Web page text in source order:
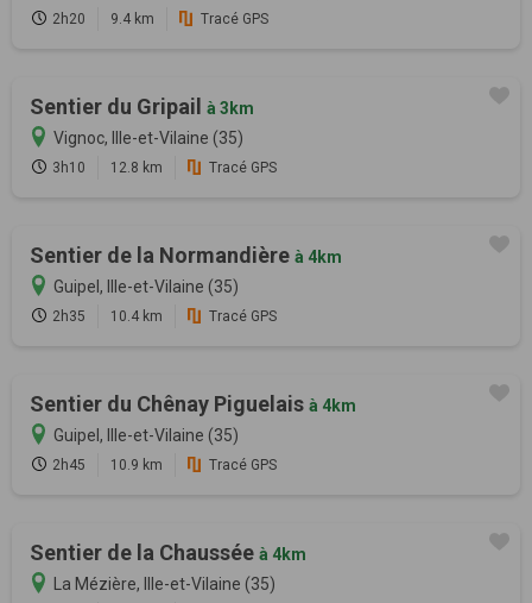
2h20 9.4 km Tracé GPS
Sentier du Gripail à 3km
Vignoc, Ille-et-Vilaine (35)
3h10 12.8 km Tracé GPS
Sentier de la Normandière à 4km
Guipel, Ille-et-Vilaine (35)
2h35 10.4 km Tracé GPS
Sentier du Chênay Piguelais à 4km
Guipel, Ille-et-Vilaine (35)
2h45 10.9 km Tracé GPS
Sentier de la Chaussée à 4km
La Mézière, Ille-et-Vilaine (35)